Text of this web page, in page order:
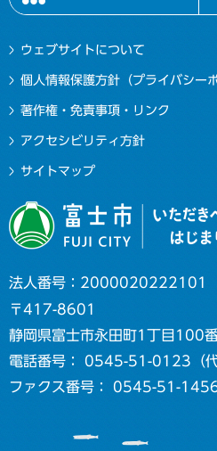
ウェブサイトについて
個人情報保護方針（プライバシー
著作権・免責事項・リンク
アクセシビリティ方針
サイトマップ
法人番号：2000020222101
〒417-8601
静岡県富士市永田町1丁目100
電話番号： 0545-51-0123（
ファクス番号： 0545-51-